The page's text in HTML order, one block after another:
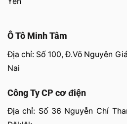
Ô Tô Minh Tâm
Địa chỉ: Số 100, Đ.Võ Nguyên
Nai
Công Ty CP cơ điện
Địa chỉ: Số 36 Nguyễn Chí